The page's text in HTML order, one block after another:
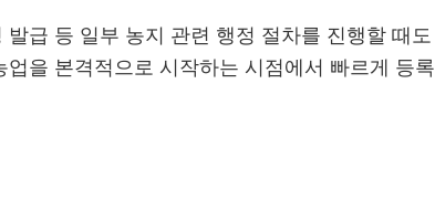
급 등 일부 농지 관련 행정 절차를 진행할 때도
을 본격적으로 시작하는 시점에서 빠르게 등록